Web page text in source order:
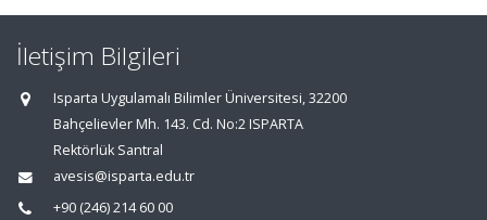
İletişim Bilgileri
Isparta Uygulamalı Bilimler Üniversitesi, 32200
Bahçelievler Mh. 143. Cd. No:2 ISPARTA
Rektörlük Santral
avesis@isparta.edu.tr
+90 (246) 214 60 00